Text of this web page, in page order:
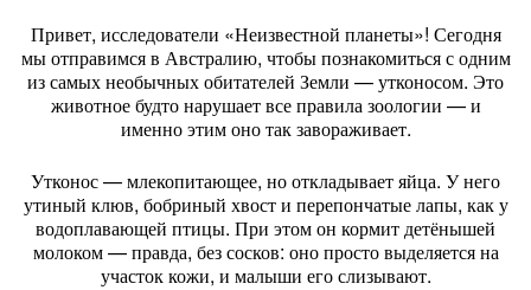
Привет, исследователи «Неизвестной планеты»! Сегодня
мыотправимсяв Австралию, чтобыпознакомитьсясодним
изсамыхнеобычныхобитателей Земли — утконосом. Это
животноебудтонарушаетвсеправилазоологии — и
именноэтимонотакзавораживает.
Утконос— млекопитающее, нооткладываетяйца. Унего
утиный клюв, бобриный хвости перепончатыелапы, каку
водоплавающей птицы. При этомон кормитдетёнышей
молоком— правда, безсосков: онопростовыделяетсяна
участоккожи, и малыши егослизывают.